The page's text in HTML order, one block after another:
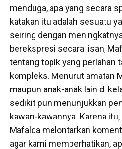
menduga, apa yang secara
katakan itu adalah sesuatu
seiring dengan
berekspresi secara lisan,
tentang topik yang perlahan
kompleks. Menurut amatan
maupun anak-anak lain di
sedikit pun menunjukkan
kawan-kawannya. Karena
Mafalda melontarkan
agar kami memperhatikan,